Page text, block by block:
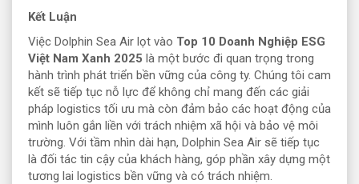
Kết Luận
Việc Dolphin Sea Air lọt vào Top 10 Doanh Nghiệp ESG
Việt Nam Xanh 2025 là một bước đi quan trọng trong
hành trình phát triển bền vững của công ty. Chúng tôi cam
kết sẽ tiếp tục nỗ lực để không chỉ mang đến các giải
pháp logistics tối ưu mà còn đảm bảo các hoạt động của
mình luôn gắn liền với trách nhiệm xã hội và bảo vệ môi
trường. Với tầm nhìn dài hạn, Dolphin Sea Air sẽ tiếp tục
là đối tác tin cậy của khách hàng, góp phần xây dựng một
tương lai logistics bền vững và có trách nhiệm.